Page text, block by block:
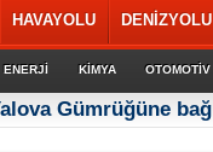
HAVAYOLU DENİZYOLU
ENERJİ KİMYA OTOMOTİV
Gümrüğüne